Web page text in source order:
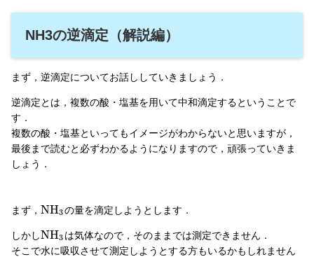
NH3の逆滴定（解説編）
まず，逆滴定についてお話ししていきましょう．
逆滴定とは，複数の酸・塩基を用いて中和滴定するということで
す．
複数の酸・塩基といってもイメージがわからないと思いますが，
最後まで読むと必ずわかるようになりますので，頑張っていきま
しょう．
まず， NH3の量を滴定しようとします．
しかしNH3 は気体なので，そのままでは測定できません．
そこで水に吸収させて測定しようとする方もいるかもしれません